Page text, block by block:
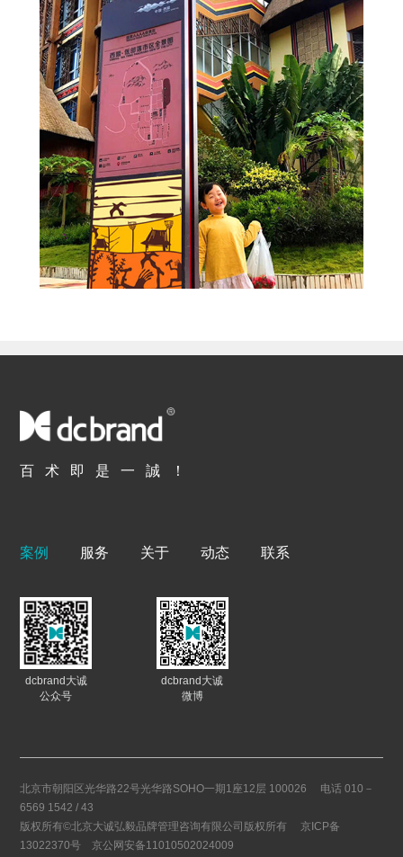
百 术 即 是 一 誠 ！
案例 服务 关于 动态 联系
dcbrand大诚
公众号
dcbrand大诚
微博
北京市朝阳区光华路22号光华路SOHO一期1座12层 100026
电话 010－
6569 1542 / 43
版权所有©北京大诚弘毅品牌管理咨询有限公司版权所有
京ICP备
13022370号
京公网安备11010502024009